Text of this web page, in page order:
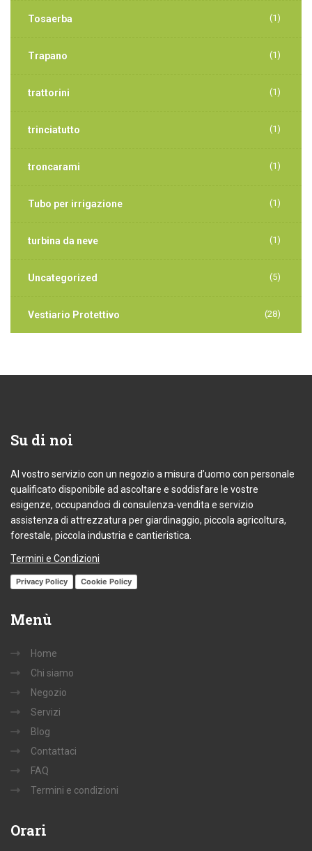
Tosaerba (1)
Trapano (1)
trattorini (1)
trinciatutto (1)
troncarami (1)
Tubo per irrigazione (1)
turbina da neve (1)
Uncategorized (5)
Vestiario Protettivo (28)
Su di noi
Al vostro servizio con un negozio a misura d’uomo con personale
qualificato disponibile ad ascoltare e soddisfare le vostre
esigenze, occupandoci di consulenza-vendita e servizio
assistenza di attrezzatura per giardinaggio, piccola agricoltura,
forestale, piccola industria e cantieristica.
Termini e Condizioni
Privacy Policy Cookie Policy
Menù
Home
Chi siamo
Negozio
Servizi
Blog
Contattaci
FAQ
Termini e condizioni
Orari